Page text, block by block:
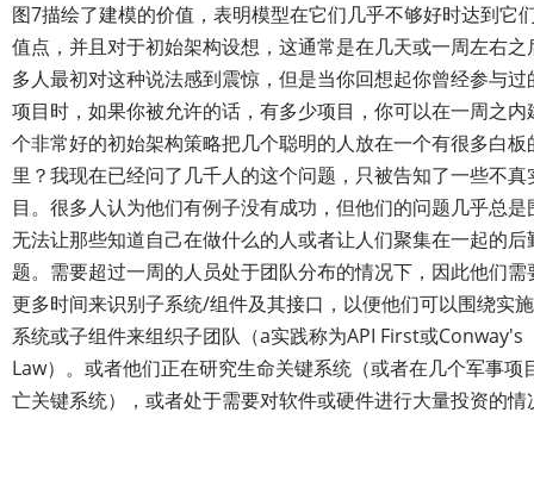
图7描绘了建模的价值，表明模型在它们几乎不够好时达到它
值点，并且对于初始架构设想，这通常是在几天或一周左右之
多人最初对这种说法感到震惊，但是当你回想起你曾经参与过
项目时，如果你被允许的话，有多少项目，你可以在一周之内
个非常好的初始架构策略把几个聪明的人放在一个有很多白板
里？我现在已经问了几千人的这个问题，只被告知了一些不真
目。很多人认为他们有例子没有成功，但他们的问题几乎总是
无法让那些知道自己在做什么的人或者让人们聚集在一起的后
题。需要超过一周的人员处于团队分布的情况下，因此他们需
更多时间来识别子系统/组件及其接口，以便他们可以围绕实
系统或子组件来组织子团队（a实践称为API First或Conway's
Law）。或者他们正在研究生命关键系统（或者在几个军事项
亡关键系统），或者处于需要对软件或硬件进行大量投资的情